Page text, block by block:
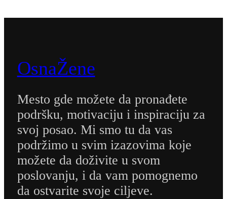
OsnaŽene
Mesto gde možete da pronađete
podršku, motivaciju i inspiraciju za
svoj posao. Mi smo tu da vas
podržimo u svim izazovima koje
možete da doživite u svom
poslovanju, i da vam pomognemo
da ostvarite svoje ciljeve.